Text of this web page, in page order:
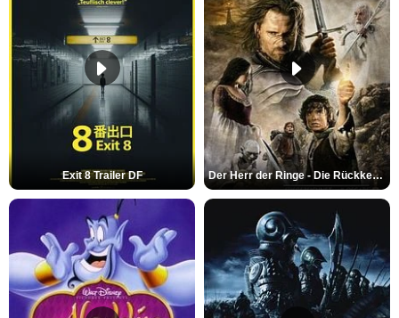
Exit 8 Trailer DF Der Herr der Ringe - Die Rückkehr des Königs Trailer OV